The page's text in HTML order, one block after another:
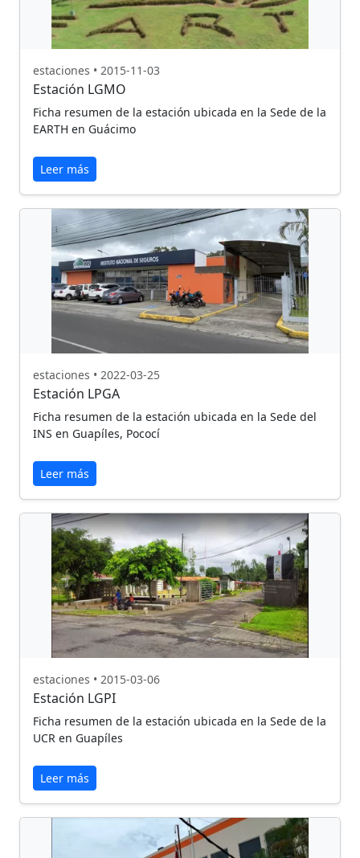
estaciones • 2015-11-03
Estación LGMO
Ficha resumen de la estación ubicada en la Sede de la
EARTH en Guácimo
Leer más
estaciones • 2022-03-25
Estación LPGA
Ficha resumen de la estación ubicada en la Sede del
INS en Guapíles, Pococí
Leer más
estaciones • 2015-03-06
Estación LGPI
Ficha resumen de la estación ubicada en la Sede de la
UCR en Guapíles
Leer más